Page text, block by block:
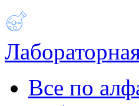
Все по